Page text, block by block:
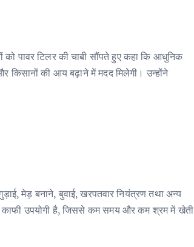
को पावर टिलर की चाबी सौंपते हुए कहा कि आधुनिक
किसानों की आय बढ़ाने में मदद मिलेगी। उन्होंने
मेड़ बनाने, बुवाई, खरपतवार नियंत्रण तथा अन्य
काफी उपयोगी है, जिससे कम समय और कम श्रम में खेती